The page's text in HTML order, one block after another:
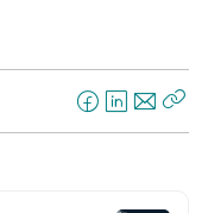
F
a
L
i
E
-